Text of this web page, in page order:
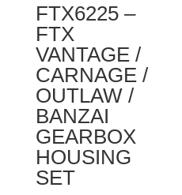
BANZAI
DIFF
DRIVE
GEAR
W/PIN
(2SETS)
FTX6225 –
FTX
VANTAGE /
CARNAGE /
OUTLAW /
BANZAI
GEARBOX
HOUSING
SET